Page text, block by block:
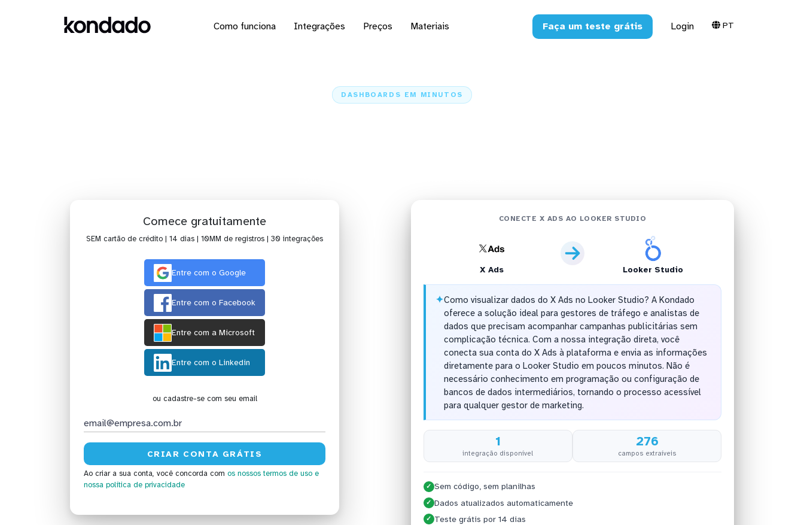
Como funciona Integrações Preços Materiais Faça um teste grátis Login PT
DASHBOARDS EM MINUTOS
Comece gratuitamente
SEM cartão de crédito | 14 dias | 10MM de registros | 30 integrações
Entre com o Google
Entre com o Facebook
Entre com a Microsoft
Entre com o Linkedin
ou cadastre-se com seu email
Ao criar a sua conta, você concorda com os nossos termos de uso e
nossa política de privacidade
CONECTE X ADS AO LOOKER STUDIO
X Ads Looker Studio
✦Como visualizar dados do X Ads no Looker Studio? A Kondado
oferece a solução ideal para gestores de tráfego e analistas de
dados que precisam acompanhar campanhas publicitárias sem
complicação técnica. Com a nossa integração direta, você
conecta sua conta do X Ads à plataforma e envia as informações
diretamente para o Looker Studio em poucos minutos. Não é
necessário conhecimento em programação ou configuração de
bancos de dados intermediários, tornando o processo acessível
para qualquer gestor de marketing.
1
integração disponível
276
campos extraíveis
✓ Sem código, sem planilhas
✓ Dados atualizados automaticamente
✓ Teste grátis por 14 dias